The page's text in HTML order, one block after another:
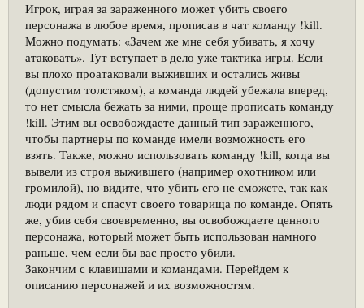
Игрок, играя за зараженного может убить своего
персонажа в любое время, прописав в чат команду !kill.
Можно подумать: «Зачем же мне себя убивать, я хочу
атаковать». Тут вступает в дело уже тактика игры. Если
вы плохо проатаковали выживших и остались живы
(допустим толстяком), а команда людей убежала вперед,
то нет смысла бежать за ними, проще прописать команду
!kill. Этим вы освобождаете данный тип зараженного,
чтобы партнеры по команде имели возможность его
взять. Также, можно использовать команду !kill, когда вы
вывели из строя выжившего (например охотником или
громилой), но видите, что убить его не сможете, так как
люди рядом и спасут своего товарища по команде. Опять
же, убив себя своевременно, вы освобождаете ценного
персонажа, который может быть использован намного
раньше, чем если бы вас просто убили.
Закончим с клавишами и командами. Перейдем к
описанию персонажей и их возможностям.